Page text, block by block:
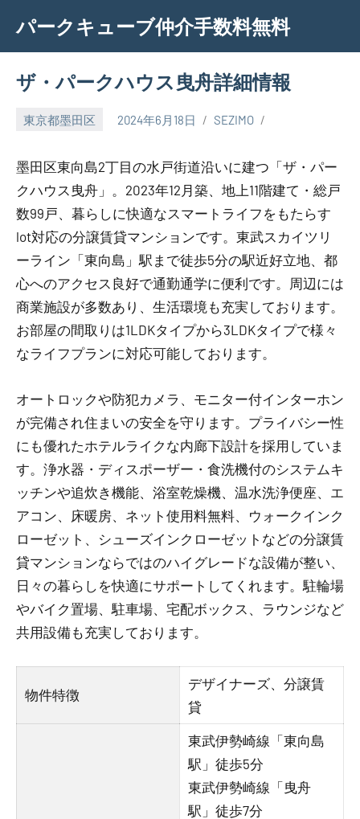
content
パークキューブ仲介手数料無料
ザ・パークハウス曳舟詳細情報
東京都墨田区 2024年6月18日 SEZIMO
墨田区東向島2丁目の水戸街道沿いに建つ「ザ・パー
クハウス曳舟」。2023年12月築、地上11階建て・総戸
数99戸、暮らしに快適なスマートライフをもたらす
lot対応の分譲賃貸マンションです。東武スカイツリ
ーライン「東向島」駅まで徒歩5分の駅近好立地、都
心へのアクセス良好で通勤通学に便利です。周辺には
商業施設が多数あり、生活環境も充実しております。
お部屋の間取りは1LDKタイプから3LDKタイプで様々
なライフプランに対応可能しております。
オートロックや防犯カメラ、モニター付インターホン
が完備され住まいの安全を守ります。プライバシー性
にも優れたホテルライクな内廊下設計を採用していま
す。浄水器・ディスポーザー・食洗機付のシステムキ
ッチンや追炊き機能、浴室乾燥機、温水洗浄便座、エ
アコン、床暖房、ネット使用料無料、ウォークインク
ローゼット、シューズインクローゼットなどの分譲賃
貸マンションならではのハイグレードな設備が整い、
日々の暮らしを快適にサポートしてくれます。駐輪場
やバイク置場、駐車場、宅配ボックス、ラウンジなど
共用設備も充実しております。
物件特徴
デザイナーズ、分譲賃
貸
東武伊勢崎線「東向島
駅」徒歩5分
東武伊勢崎線「曳舟
駅」徒歩7分